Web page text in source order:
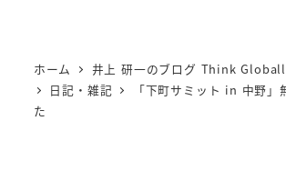
ホーム
井上 研一のブログ Think
日記・雑記
「下町サミット in 中野」
た